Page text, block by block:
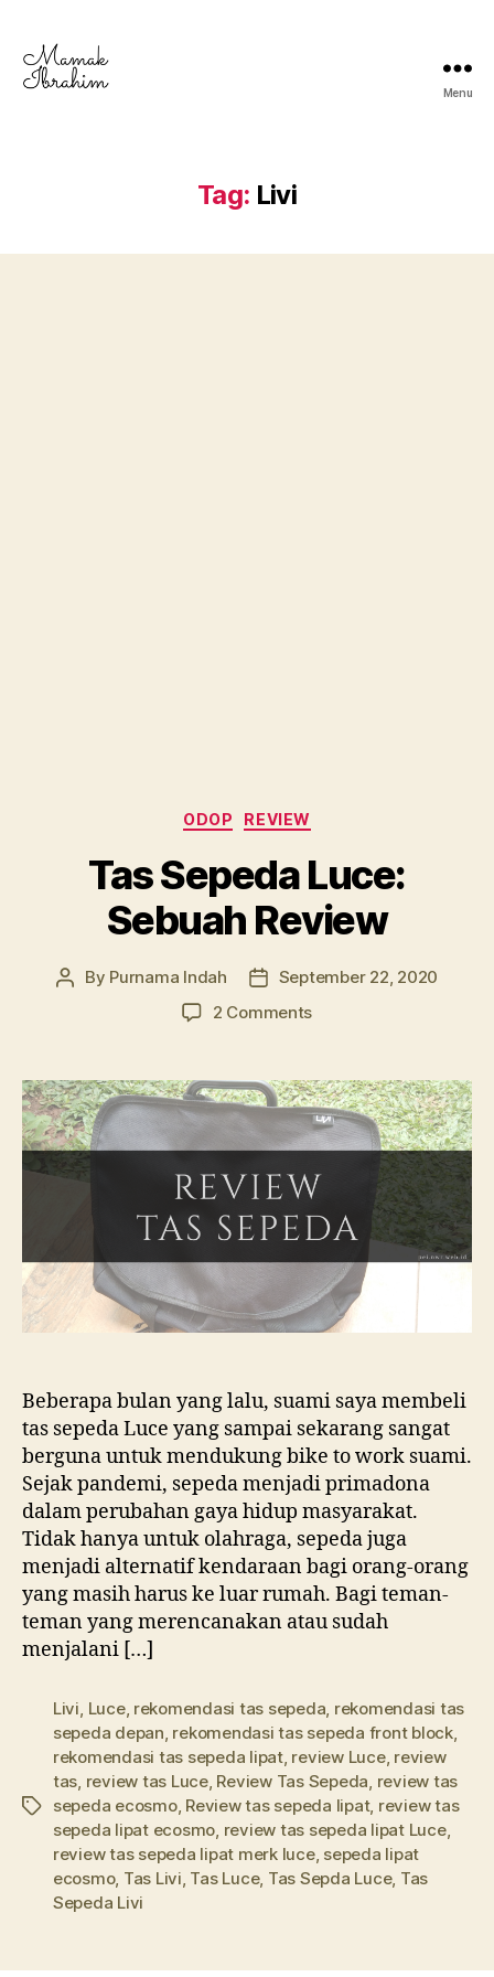
Menu
Tag: Livi
Categories
ODOP REVIEW
Tas Sepeda Luce:
Sebuah Review
Post
By Purnama Indah
PostSeptember 22, 2020
2 Commentson
Luce:
Sebuah
Review
Beberapa bulan yang lalu, suami saya membeli
tas sepeda Luce yang sampai sekarang sangat
berguna untuk mendukung bike to work suami.
Sejak pandemi, sepeda menjadi primadona
dalam perubahan gaya hidup masyarakat.
Tidak hanya untuk olahraga, sepeda juga
menjadi alternatif kendaraan bagi orang-orang
yang masih harus ke luar rumah. Bagi teman-
teman yang merencanakan atau sudah
menjalani […]
Tags
Livi, Luce, rekomendasi tas sepeda, rekomendasi tas
sepeda depan, rekomendasi tas sepeda front block,
rekomendasi tas sepeda lipat, review Luce, review
tas, review tas Luce, Review Tas Sepeda, review tas
sepeda ecosmo, Review tas sepeda lipat, review tas
sepeda lipat ecosmo, review tas sepeda lipat Luce,
review tas sepeda lipat merk luce, sepeda lipat
ecosmo, Tas Livi, Tas Luce, Tas Sepda Luce, Tas
Sepeda Livi